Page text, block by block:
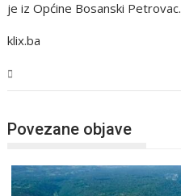
je iz Općine Bosanski Petrovac.
klix.ba
Povezane objave